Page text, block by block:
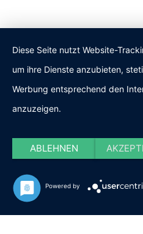
Diese Seite nutzt Website-
um ihre Dienste anzubieten,
Werbung entsprechend den
anzuzeigen.
ABLEHNEN
Powered by